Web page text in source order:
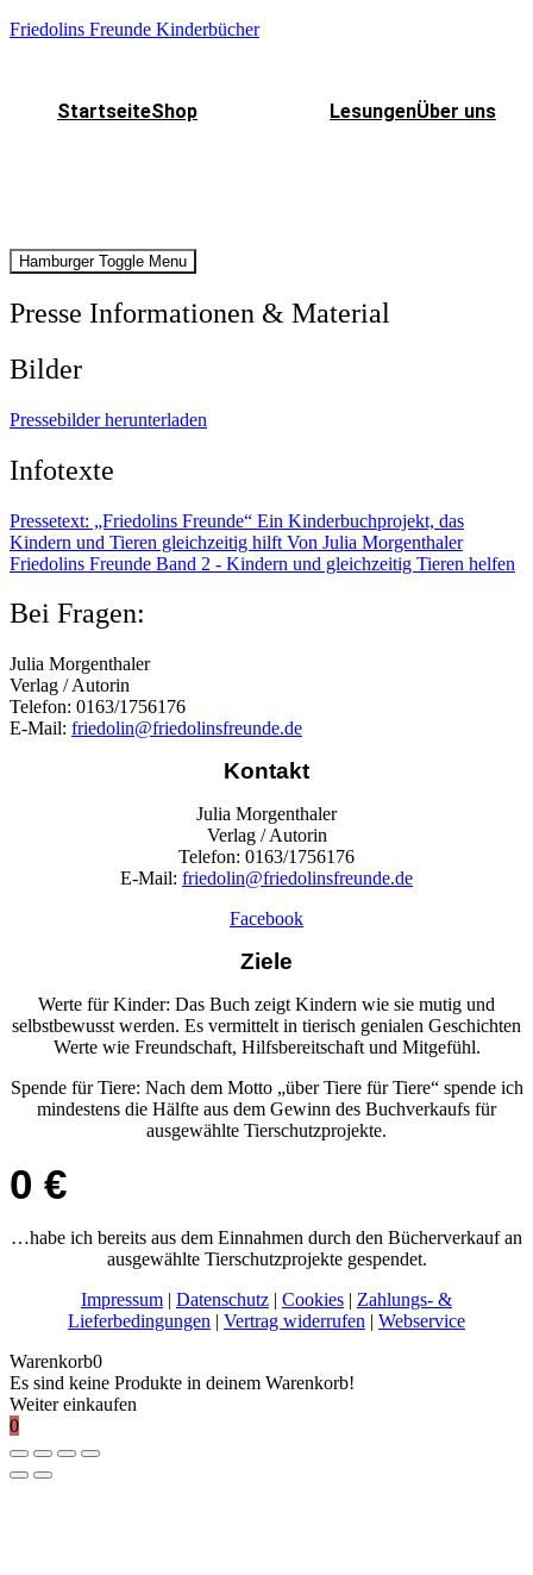
Friedolins Freunde Kinderbücher
StartseiteShop LesungenÜber uns
Hamburger Toggle Menu
Presse Informationen & Material
Bilder
Pressebilder herunterladen
Infotexte
Pressetext: „Friedolins Freunde“ Ein Kinderbuchprojekt, das
Kindern und Tieren gleichzeitig hilft Von Julia Morgenthaler
Friedolins Freunde Band 2 - Kindern und gleichzeitig Tieren helfen
Bei Fragen:
Julia Morgenthaler
Verlag / Autorin
Telefon: 0163/1756176
E-Mail: friedolin@friedolinsfreunde.de
Kontakt
Julia Morgenthaler
Verlag / Autorin
Telefon: 0163/1756176
E-Mail: friedolin@friedolinsfreunde.de
Facebook
Ziele
Werte für Kinder: Das Buch zeigt Kindern wie sie mutig und
selbstbewusst werden. Es vermittelt in tierisch genialen Geschichten
Werte wie Freundschaft, Hilfsbereitschaft und Mitgefühl.
Spende für Tiere: Nach dem Motto „über Tiere für Tiere“ spende ich
mindestens die Hälfte aus dem Gewinn des Buchverkaufs für
ausgewählte Tierschutzprojekte.
0 €
…habe ich bereits aus dem Einnahmen durch den Bücherverkauf an
ausgewählte Tierschutzprojekte gespendet.
Impressum | Datenschutz | Cookies | Zahlungs- &
Lieferbedingungen | Vertrag widerrufen | Webservice
Warenkorb0
Es sind keine Produkte in deinem Warenkorb!
Weiter einkaufen
0